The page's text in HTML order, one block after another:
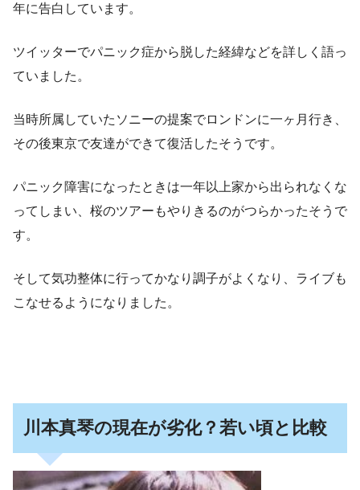
年に告白しています。
ツイッターでパニック症から脱した経緯などを詳しく語っ
ていました。
当時所属していたソニーの提案でロンドンに一ヶ月行き、
その後東京で友達ができて復活したそうです。
パニック障害になったときは一年以上家から出られなくな
ってしまい、桜のツアーもやりきるのがつらかったそうで
す。
そして気功整体に行ってかなり調子がよくなり、ライブも
こなせるようになりました。
川本真琴の現在が劣化？若い頃と比較